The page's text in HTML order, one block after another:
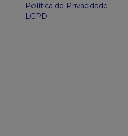
Política de Privacidade -
LGPD